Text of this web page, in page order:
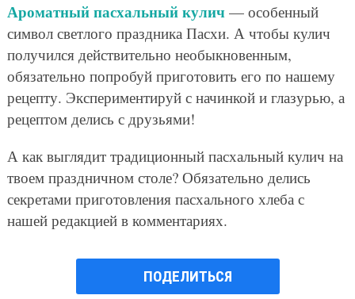
Ароматный пасхальный кулич— особенный
символ светлого праздника Пасхи. А чтобы кулич
получился действительно необыкновенным,
обязательно попробуй приготовить его по нашему
рецепту. Экспериментируй с начинкой и глазурью, а
рецептом делись с друзьями!
А как выглядит традиционный пасхальный кулич на
твоем праздничном столе? Обязательно делись
секретами приготовления пасхального хлеба с
нашей редакцией в комментариях.
ПОДЕЛИТЬСЯ